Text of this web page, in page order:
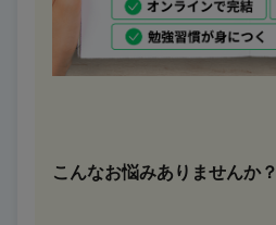
こんなお悩みありませんか？